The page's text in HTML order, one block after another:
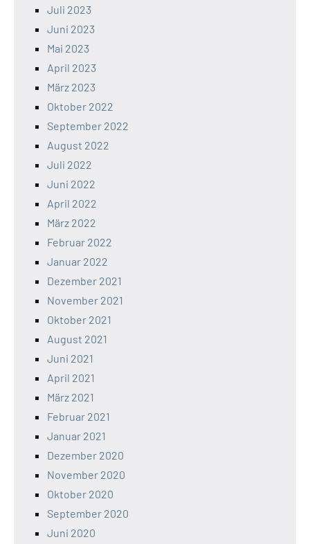
Juli 2023
Juni 2023
Mai 2023
April 2023
März 2023
Oktober 2022
September 2022
August 2022
Juli 2022
Juni 2022
April 2022
März 2022
Februar 2022
Januar 2022
Dezember 2021
November 2021
Oktober 2021
August 2021
Juni 2021
April 2021
März 2021
Februar 2021
Januar 2021
Dezember 2020
November 2020
Oktober 2020
September 2020
Juni 2020